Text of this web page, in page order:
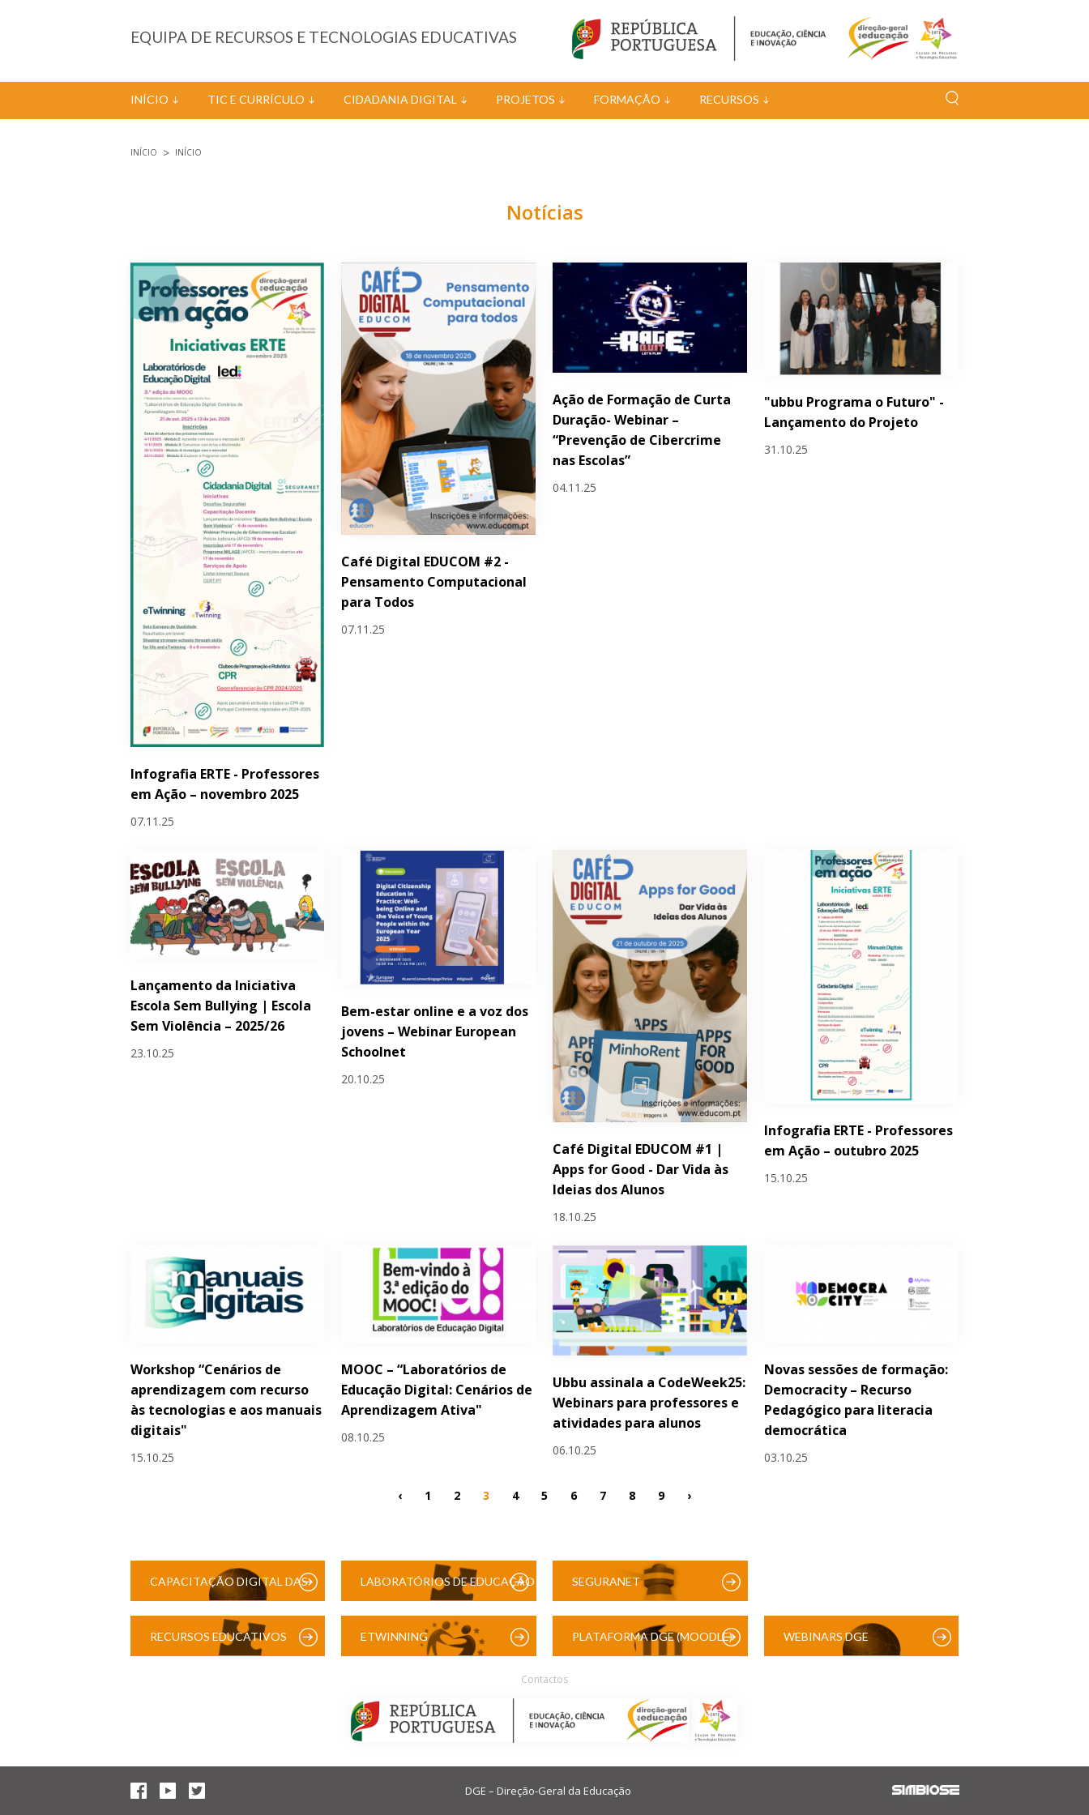
EQUIPA DE RECURSOS E TECNOLOGIAS EDUCATIVAS
INÍCIO TIC E CURRÍCULO CIDADANIA DIGITAL PROJETOS FORMAÇÃO RECURSOS
INÍCIO INÍCIO
Notícias
Infografia ERTE - Professores
em Ação – novembro 2025
07.11.25
Café Digital EDUCOM #2 -
Pensamento Computacional
para Todos
07.11.25
Ação de Formação de Curta
Duração- Webinar –
“Prevenção de Cibercrime
nas Escolas”
04.11.25
"ubbu Programa o Futuro" -
Lançamento do Projeto
31.10.25
Lançamento da Iniciativa
Escola Sem Bullying | Escola
Sem Violência – 2025/26
23.10.25
Bem-estar online e a voz dos
jovens – Webinar European
Schoolnet
20.10.25
Café Digital EDUCOM #1 |
Apps for Good - Dar Vida às
Ideias dos Alunos
18.10.25
Infografia ERTE - Professores
em Ação – outubro 2025
15.10.25
Workshop “Cenários de
aprendizagem com recurso
às tecnologias e aos manuais
digitais"
15.10.25
MOOC – “Laboratórios de
Educação Digital: Cenários de
Aprendizagem Ativa"
08.10.25
Ubbu assinala a CodeWeek25:
Webinars para professores e
atividades para alunos
06.10.25
Novas sessões de formação:
Democracity – Recurso
Pedagógico para literacia
democrática
03.10.25
Páginas
‹ 1 2 3 4 5 6 7 8 9 ›
CAPACITAÇÃO DIGITAL DAS LABORATÓRIOS DE EDUCAÇÃO SEGURANET
RECURSOS EDUCATIVOS ETWINNING PLATAFORMA DGE (MOODLE) WEBINARS DGE
Contactos
DGE – Direção-Geral da Educação